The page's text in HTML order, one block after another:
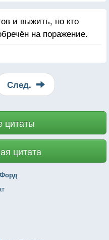
и выжить, но кто
на поражение.
След.
цитаты
цитата